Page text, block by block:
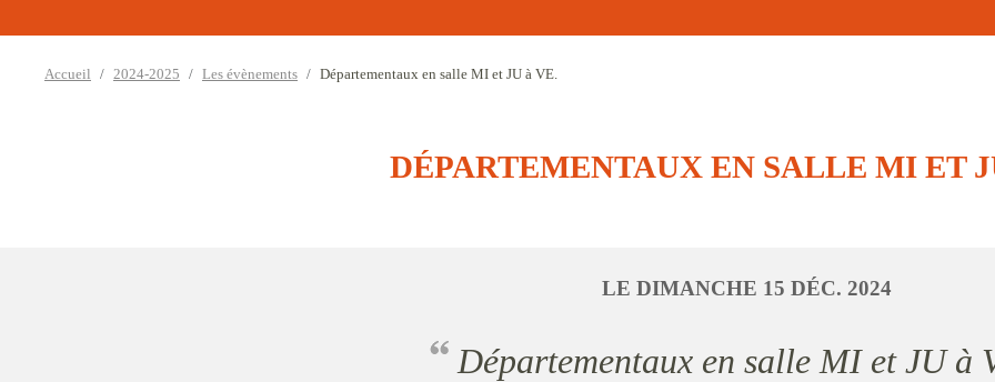
Accueil 2024-2025 Les évènements Départementaux en salle MI et JU à VE.
DÉPARTEMENTAUX EN SALLE MI ET
LE DIMANCHE 15 DÉC. 2024
Départementaux en salle MI et JU à